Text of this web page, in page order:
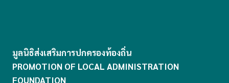
มูลนิธิส่งเสริมการปกครองท้องถิ่น
PROMOTION OF LOCAL ADMINISTRATION
FOUNDATION